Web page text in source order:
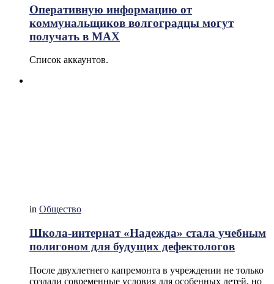
Оперативную информацию от
коммунальщиков волгоградцы могут
получать в МАХ
Список аккаунтов.
in Общество
Школа-интернат «Надежда» стала учебным
полигоном для будущих дефектологов
После двухлетнего капремонта в учреждении не только
создали современные условия для особенных детей, но